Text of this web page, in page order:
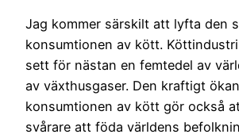
Jag kommer särskilt att lyfta den
konsumtionen av kött.
sett för nästan en femtedel av
av växthusgaser. Den kraftigt
konsumtionen av kött gör också
svårare att föda världens